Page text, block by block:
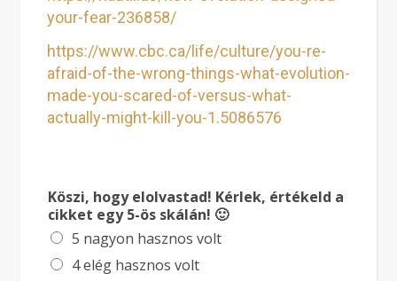
your-fear-236858/
https://www.cbc.ca/life/culture/you-re-
afraid-of-the-wrong-things-what-evolution-
made-you-scared-of-versus-what-
actually-might-kill-you-1.5086576
Köszi, hogy elolvastad! Kérlek, értékeld a
cikket egy 5-ös skálán! 🙂
5 nagyon hasznos volt
4 elég hasznos volt